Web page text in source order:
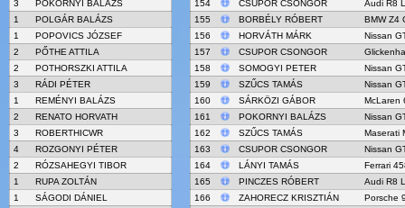
3
POKORNYI BALÁZS
1
POLGÁR BALÁZS
1
POPOVICS JÓZSEF
2
PŐTHE ATTILA
2
POTHORSZKI ATTILA
3
RÁDI PÉTER
1
REMÉNYI BALÁZS
2
RENATO HORVATH
3
ROBERTHICWR
4
ROZGONYI PÉTER
2
RÓZSAHEGYI TIBOR
1
RUPA ZOLTÁN
1
SÁGODI DÁNIEL
154
CSUPOR CSONGOR
Audi R8
155
BORBÉLY RÓBERT
BMW Z4
156
HORVÁTH MÁRK
Nissan
157
CSUPOR CSONGOR
158
SOMOGYI PETER
Nissan
159
SZŰCS TAMÁS
Nissan
160
SÁRKÖZI GÁBOR
McLaren
161
POKORNYI BALÁZS
Nissan
162
SZŰCS TAMÁS
Maserati
163
CSUPOR CSONGOR
Nissan
164
LÁNYI TAMÁS
Ferrari
165
PINCZES RÓBERT
Audi R8
166
ZAHORECZ KRISZTIÁN
Porsche